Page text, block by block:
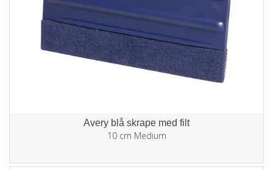
Avery blå skrape med filt
10 cm Medium